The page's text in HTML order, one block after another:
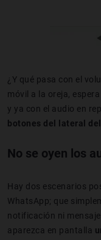
¿Y qué pasa con el
móvil a la oreja,
y ya con el audio en
botones del lateral
No se oyen los
Hay dos escenarios
WhatsApp; que
notificación ni
aparezca en pantalla